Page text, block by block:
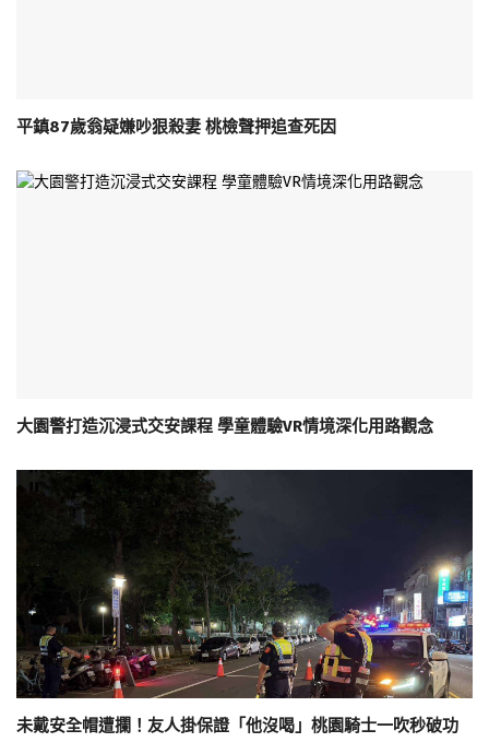
平鎮87歲翁疑嫌吵狠殺妻 桃檢聲押追查死因
大園警打造沉浸式交安課程 學童體驗VR情境深化用路觀念
未戴安全帽遭攔！友人掛保證「他沒喝」桃園騎士一吹秒破功